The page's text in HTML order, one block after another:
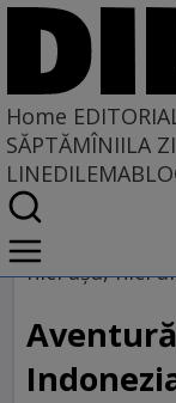
Home
SĂPTĂMÎNIILA
LINE
Home
EDITORIALE ȘI
SITUAȚIUNEA
nici aşa, nici